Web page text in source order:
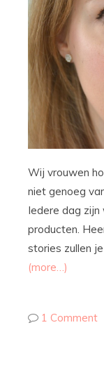
Wij vrouwen
niet genoeg
Iedere dag
producten.
stories zullen
(more…)
1 Comment